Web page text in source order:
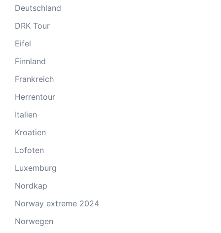
Deutschland
DRK Tour
Eifel
Finnland
Frankreich
Herrentour
Italien
Kroatien
Lofoten
Luxemburg
Nordkap
Norway extreme 2024
Norwegen